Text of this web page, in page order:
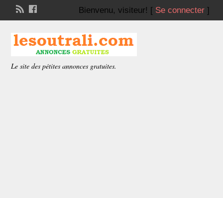
Bienvenu, visiteur! [ Se connecter]
Le site des pétites annonces gratuites.